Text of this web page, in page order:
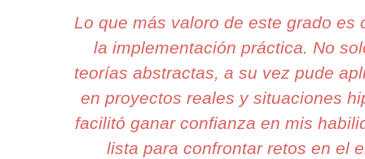
Lo que más valoro de este grado es
la implementación práctica. No
teorías abstractas, a su vez pude
en proyectos reales y situaciones
facilitó ganar confianza en mis
lista para confrontar retos en el